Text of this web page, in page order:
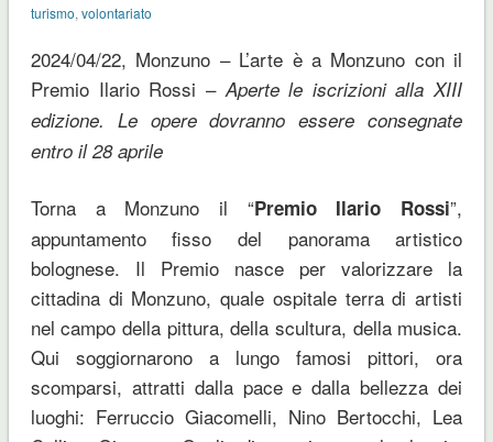
turismo, volontariato
2024/04/22, Monzuno – L’arte è a Monzuno con il
Premio Ilario Rossi – Aperte le iscrizioni alla XIII
edizione. Le opere dovranno essere consegnate
entro il 28 aprile
Torna a Monzuno il “Premio Ilario Rossi”,
appuntamento fisso del panorama artistico
bolognese. Il Premio nasce per valorizzare la
cittadina di Monzuno, quale ospitale terra di artisti
nel campo della pittura, della scultura, della musica.
Qui soggiornarono a lungo famosi pittori, ora
scomparsi, attratti dalla pace e dalla bellezza dei
luoghi: Ferruccio Giacomelli, Nino Bertocchi, Lea